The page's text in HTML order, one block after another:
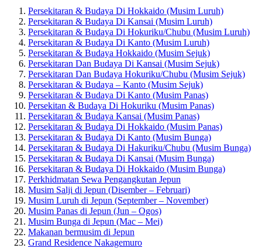
Persekitaran & Budaya Di Hokkaido (Musim Luruh)
Persekitaran & Budaya Di Kansai (Musim Luruh)
Persekitaran & Budaya Di Hokuriku/Chubu (Musim Luruh)
Persekitaran & Budaya Di Kanto (Musim Luruh)
Persekitaran & Budaya Hokkaido (Musim Sejuk)
Persekitaran Dan Budaya Di Kansai (Musim Sejuk)
Persekitaran Dan Budaya Hokuriku/Chubu (Musim Sejuk)
Persekitaran & Budaya – Kanto (Musim Sejuk)
Persekitaran & Budaya Di Kanto (Musim Panas)
Persekitan & Budaya Di Hokuriku (Musim Panas)
Persekitaran & Budaya Kansai (Musim Panas)
Persekitaran & Budaya Di Hokkaido (Musim Panas)
Persekitaran & Budaya Di Kanto (Musim Bunga)
Persekitaran & Budaya Di Hakuriku/Chubu (Musim Bunga)
Persekitaran & Budaya Di Kansai (Musim Bunga)
Persekitaran & Budaya Di Hokkaido (Musim Bunga)
Perkhidmatan Sewa Pengangkutan Jepun
Musim Salji di Jepun (Disember – Februari)
Musim Luruh di Jepun (September – November)
Musim Panas di Jepun (Jun – Ogos)
Musim Bunga di Jepun (Mac – Mei)
Makanan bermusim di Jepun
Grand Residence Nakagemuro